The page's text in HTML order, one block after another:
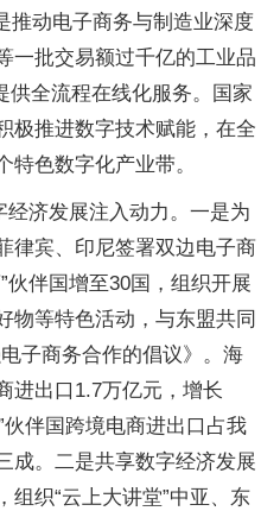
推动电子商务与制造业深度
一批交易额过千亿的工业品
供全流程在线化服务。国家
极推进数字技术赋能，在全
特色数字化产业带。
经济发展注入动力。一是为
律宾、印尼签署双边电子商
伙伴国增至30国，组织开展
物等特色活动，与东盟共同
子商务合作的倡议》。海
进出口1.7万亿元，增长
伙伴国跨境电商进出口占我
成。二是共享数字经济发展
组织“云上大讲堂”中亚、东